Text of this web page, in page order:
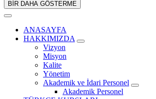
BİR DAHA GÖSTERME
ANASAYFA
HAKKIMIZDA
Vizyon
Misyon
Kalite
Yönetim
Akademik ve İdari Personel
Akademik Personel